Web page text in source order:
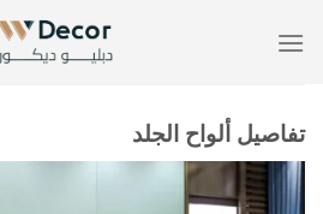
للمحتوى
تفاصيل ألواح الجلد